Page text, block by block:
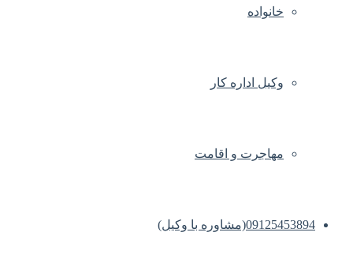
خانواده
وکیل اداره کار
مهاجرت و اقامت
09125453894(مشاوره با وکیل)